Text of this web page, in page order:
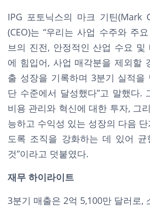
IPG 포토닉스의 마크 기틴(Mark
(CEO)는 “우리는 사업 수주와 주
브의 진전, 안정적인 산업 수요 및
에 힘입어, 사업 매각분을 제외할
출 성장을 기록하며 3분기 실적을
단 수준에서 달성했다”고 말했다.
비용 관리와 혁신에 대한 투자, 그
능하고 수익성 있는 성장의 다음
도록 조직을 강화하는 데 있어
것”이라고 덧붙였다.
재무 하이라이트
3분기 매출은 2억 5,100만 달러로,